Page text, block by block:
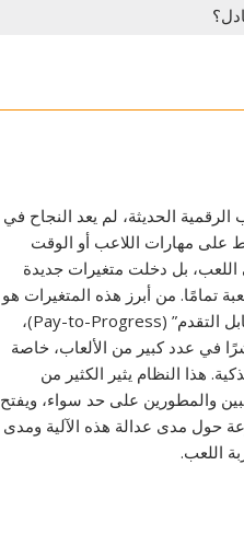
الرقمية الحديثة، لم يعد النجاح في
على مهارات اللاعب أو الوقت
بل دخلت متغيرات جديدة
تمامًا. من أبرز هذه المتغيرات هو
نظام “الدفع مقابل التقدم” (Pay-to-Progress)،
في عدد كبير من الألعاب، خاصة
هذا النظام يثير الكثير من
والمطورين على حد سواء، ويفتح
حول مدى عدالة هذه الآلية ومدى
اللعب.